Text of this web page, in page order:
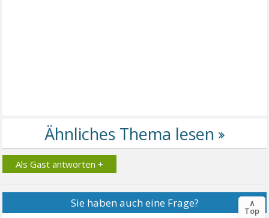
Als Gast antworten +
Sie haben auch eine Frage? ∧
Top